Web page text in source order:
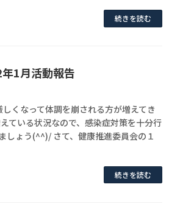
続きを読む
1月活動報告
しくなって体調を崩される方が増えてき
ている状況なので、感染症対策を十分行
しょう(^^)/ さて、健康推進委員会の１
続きを読む